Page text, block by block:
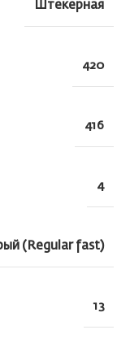
Штекерная
420
416
4
(Regular fast)
13